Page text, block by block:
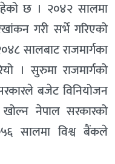
छ । २०४२ सालमा
गरी सर्भे गरिएको
सालबाट राजमार्गका
। सुरुमा राजमार्गको
बजेट विनियोजन
खोल्न नेपाल सरकारको
सालमा विश्व बैंकले